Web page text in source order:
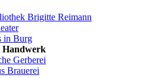
Brigitte Reimann
in Burg
Handwerk
Gerberei
Brauerei